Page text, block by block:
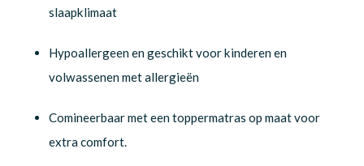
slaapklimaat
Hypoallergeen en geschikt voor kinderen en
volwassenen met allergieën
Comineerbaar met een toppermatras op maat voor
extra comfort.